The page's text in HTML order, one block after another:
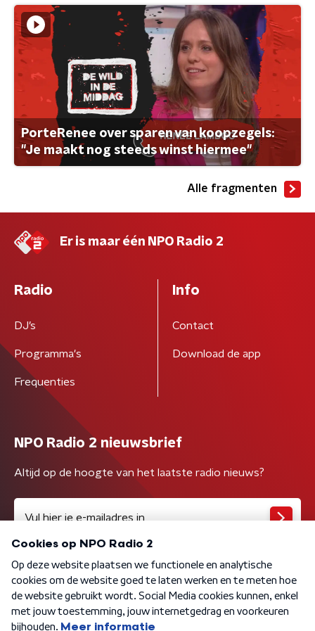
PorteRenee over sparen van koopzegels:
"Je maakt nog steeds winst hiermee"
Alle fragmenten
Er is maar één NPO Radio 2
Radio
DJ’s
Programma's
Frequenties
Info
Contact
Download de app
NPO Radio 2 nieuwsbrief
Altijd op de hoogte van het laatste radio nieuws?
Algemene voorwaarden